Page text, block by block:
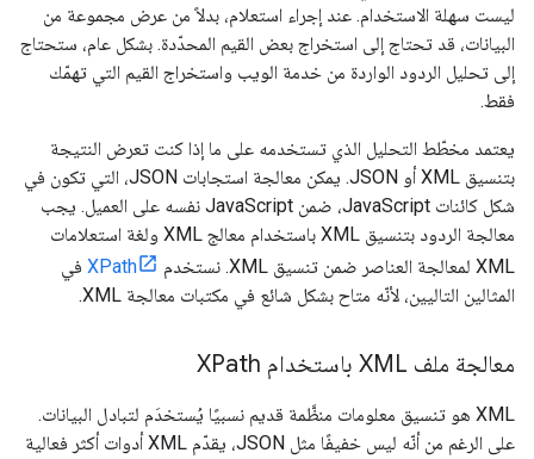
ليست سهلة الاستخدام. عند إجراء استعلام، بدلاً من عرض مجموعة من
البيانات، قد تحتاج إلى استخراج بعض القيم المحدّدة. بشكل عام، ستحتاج
إلى تحليل الردود الواردة من خدمة الويب واستخراج القيم التي تهمّك
فقط.
يعتمد مخطّط التحليل الذي تستخدمه على ما إذا كنت تعرض النتيجة
بتنسيق XML أو JSON. يمكن معالجة استجابات JSON، التي تكون في
شكل كائنات JavaScript، ضمن JavaScript نفسه على العميل. يجب
معالجة الردود بتنسيق XML باستخدام معالج XML ولغة استعلامات
XML لمعالجة العناصر ضمن تنسيق XML. نستخدم
XPath في
المثالين التاليين، لأنّه متاح بشكل شائع في مكتبات معالجة XML.
معالجة ملف XML باستخدام XPath
XML هو تنسيق معلومات منظَّمة قديم نسبيًا يُستخدَم لتبادل البيانات.
على الرغم من أنّه ليس خفيفًا مثل JSON، يقدّم XML أدوات أكثر فعالية